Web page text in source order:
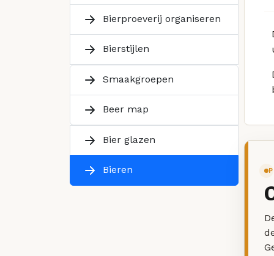
Bierproeverij organiseren
Bierstijlen
Smaakgroepen
Beer map
Bier glazen
Bieren